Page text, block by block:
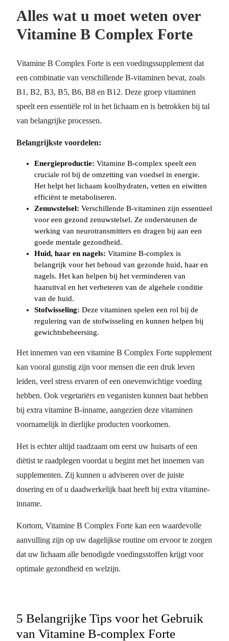
Alles wat u moet weten over
Vitamine B Complex Forte
Vitamine B Complex Forte is een voedingssupplement dat
een combinatie van verschillende B-vitaminen bevat, zoals
B1, B2, B3, B5, B6, B8 en B12. Deze groep vitaminen
speelt een essentiële rol in het lichaam en is betrokken bij tal
van belangrijke processen.
Belangrijkste voordelen:
Energieproductie: Vitamine B-complex speelt een
cruciale rol bij de omzetting van voedsel in energie.
Het helpt het lichaam koolhydraten, vetten en eiwitten
efficiënt te metaboliseren.
Zenuwstelsel: Verschillende B-vitaminen zijn essentieel
voor een gezond zenuwstelsel. Ze ondersteunen de
werking van neurotransmitters en dragen bij aan een
goede mentale gezondheid.
Huid, haar en nagels: Vitamine B-complex is
belangrijk voor het behoud van gezonde huid, haar en
nagels. Het kan helpen bij het verminderen van
haaruitval en het verbeteren van de algehele conditie
van de huid.
Stofwisseling: Deze vitaminen spelen een rol bij de
regulering van de stofwisseling en kunnen helpen bij
gewichtsbeheersing.
Het innemen van een vitamine B Complex Forte supplement
kan vooral gunstig zijn voor mensen die een druk leven
leiden, veel stress ervaren of een onevenwichtige voeding
hebben. Ook vegetariërs en veganisten kunnen baat hebben
bij extra vitamine B-inname, aangezien deze vitaminen
voornamelijk in dierlijke producten voorkomen.
Het is echter altijd raadzaam om eerst uw huisarts of een
diëtist te raadplegen voordat u begint met het innemen van
supplementen. Zij kunnen u adviseren over de juiste
dosering en of u daadwerkelijk baat heeft bij extra vitamine-
inname.
Kortom, Vitamine B Complex Forte kan een waardevolle
aanvulling zijn op uw dagelijkse routine om ervoor te zorgen
dat uw lichaam alle benodigde voedingsstoffen krijgt voor
optimale gezondheid en welzijn.
5 Belangrijke Tips voor het Gebruik
van Vitamine B-complex Forte